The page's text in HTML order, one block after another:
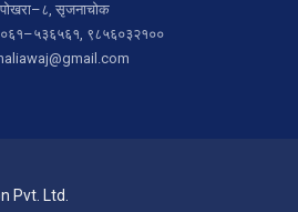
पोखरा–८, सृजनाचोक
०६१–५३६५६१, ९८५६०३२१००
Pvt. Ltd.